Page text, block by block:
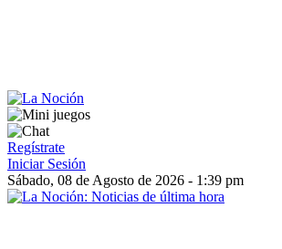
Regístrate
Iniciar Sesión
Sábado, 08 de Agosto de 2026 - 1:39 pm